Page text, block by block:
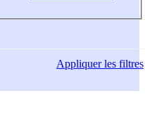
Appliquerles filtres